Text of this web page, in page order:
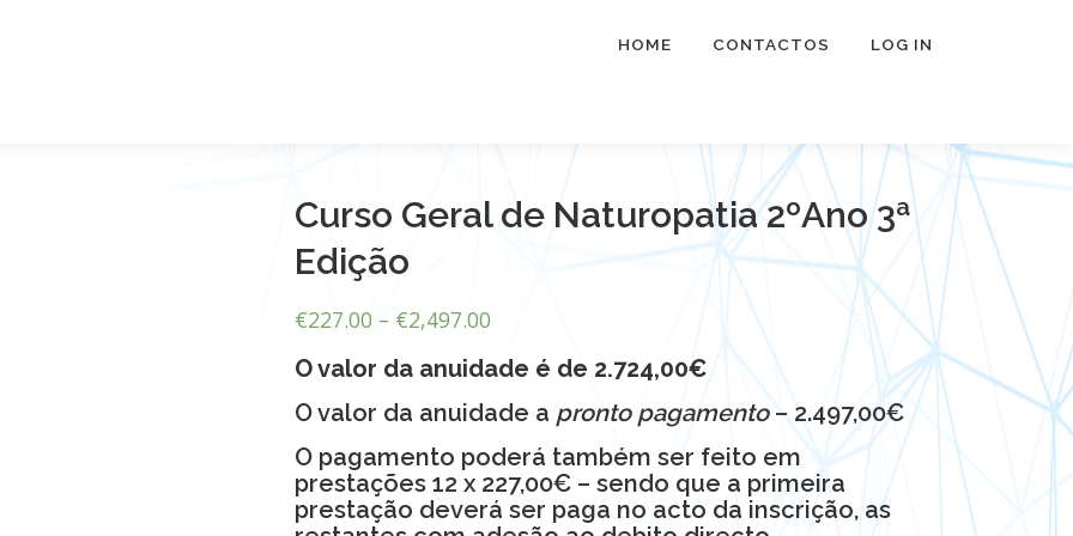
HOME CONTACTOS LOG IN
Curso Geral de Naturopatia 2ºAno 3ª
Edição
€227.00 – €2,497.00
O valor da anuidade é de 2.724,00€
O valor da anuidade a pronto pagamento – 2.497,00€
O pagamento poderá também ser feito em
prestações 12 x 227,00€ – sendo que a primeira
prestação deverá ser paga no acto da inscrição, as